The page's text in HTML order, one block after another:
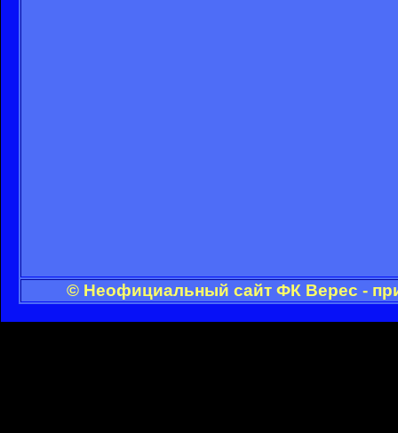
© Неофициальный сайт ФК Верес -